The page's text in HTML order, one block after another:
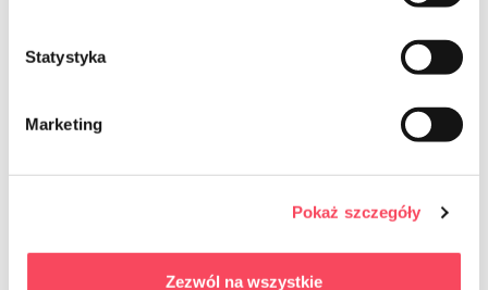
Statystyka
Marketing
Pokaż szczegóły
Zezwól na wszystkie
NEWSLETTER